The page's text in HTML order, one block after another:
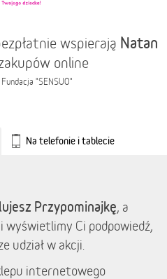
wspierają Natan
online
Fundacja "SENSUO"
Na telefonie i tablecie
Przypominajkę, a
wyświetlimy Ci podpowiedź,
udział w akcji.
internetowego